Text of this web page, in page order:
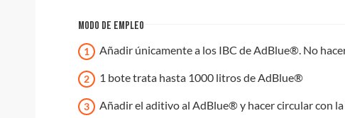
MODO DE EMPLEO
Añadir únicamente a los IBC de AdBlue®. No
1 bote trata hasta 1000 litros de AdBlue®
Añadir el aditivo al AdBlue® y hacer circular con